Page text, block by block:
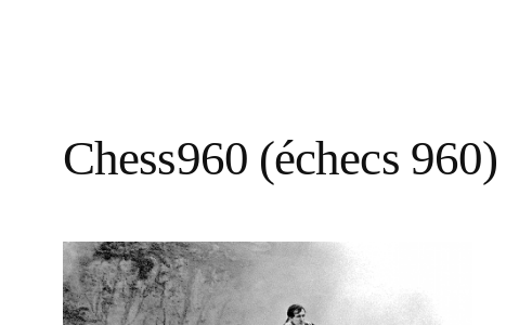
Chess960 (échecs 960)